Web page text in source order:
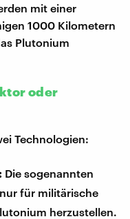
mit einer
1000 Kilometern
Plutonium
oder
Technologien:
Die sogenannten
für militärische
herzustellen.